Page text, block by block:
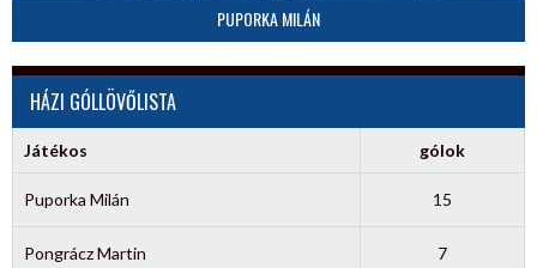
PUPORKA MILÁN
HÁZI GÓLLÖVŐLISTA
Játékos gólok
Puporka Milán 15
Pongrácz Martin 7